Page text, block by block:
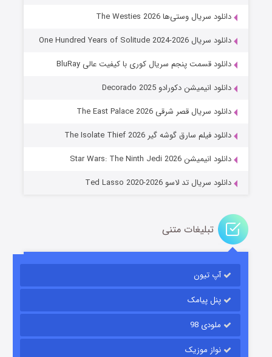
جادوگری در مغولستان
قسمت۱۴ (زیرنویس) منتشر شد
دانلود سریال وستی‌ها The Westies 2026
دانلود سریال One Hundred Years of Solitude 2024-2026
دانلود قسمت پنجم سریال کوری با کیفیت عالی BluRay
دانلود انیمیشن دکورادو Decorado 2025
دانلود سریال قصر شرقی The East Palace 2026
دانلود فیلم سارق گوشه گیر The Isolate Thief 2026
دانلود انیمیشن Star Wars: The Ninth Jedi 2026
دانلود سریال تد لاسو Ted Lasso 2020-2026
تبلیغات متنی
آپ تیون
پنل پیامک
ملودی 98
نواز موزیک